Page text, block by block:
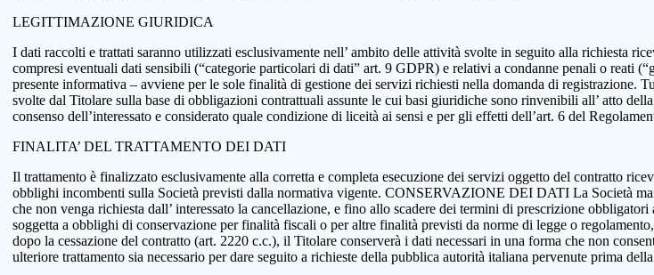
LEGITTIMAZIONE GIURIDICA
I dati raccolti e trattati saranno utilizzati esclusivamente nell’ ambito delle attività svolte in seguito alla richiesta
compresi eventuali dati sensibili (“categorie particolari di dati” art. 9 GDPR) e relativi a condanne penali o reati
presente informativa – avviene per le sole finalità di gestione dei servizi richiesti nella domanda di registrazione.
svolte dal Titolare sulla base di obbligazioni contrattuali assunte le cui basi giuridiche sono rinvenibili all’ atto
consenso dell’interessato e considerato quale condizione di liceità ai sensi e per gli effetti dell’art. 6 del
FINALITA’ DEL TRATTAMENTO DEI DATI
Il trattamento è finalizzato esclusivamente alla corretta e completa esecuzione dei servizi oggetto del contratto
obblighi incombenti sulla Società previsti dalla normativa vigente. CONSERVAZIONE DEI DATI La Società
che non venga richiesta dall’ interessato la cancellazione, e fino allo scadere dei termini di prescrizione
soggetta a obblighi di conservazione per finalità fiscali o per altre finalità previsti da norme di legge o
dopo la cessazione del contratto (art. 2220 c.c.), il Titolare conserverà i dati necessari in una forma che non
ulteriore trattamento sia necessario per dare seguito a richieste della pubblica autorità italiana pervenute prima